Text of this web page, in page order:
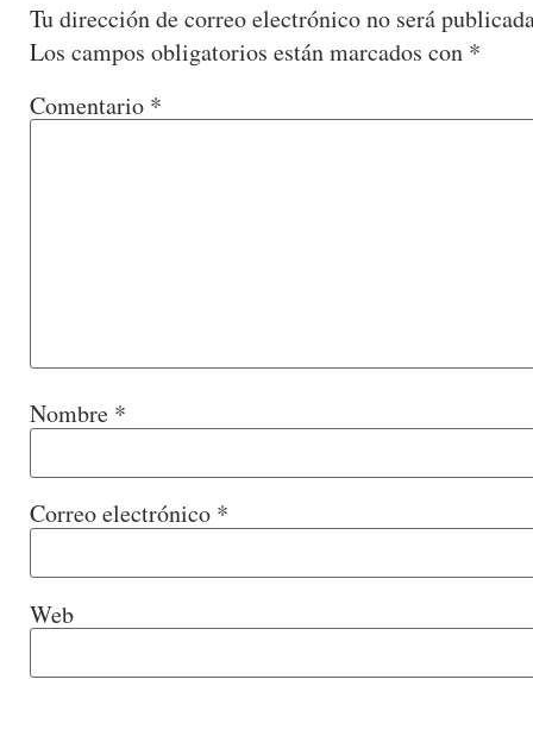
Tu dirección de correo electrónico no será
Los campos obligatorios están marcados con *
Comentario *
Nombre *
Correo electrónico *
Web